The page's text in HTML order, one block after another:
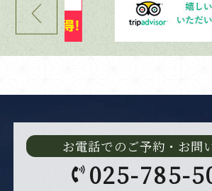
お電話でのご予約・お問
025-785-